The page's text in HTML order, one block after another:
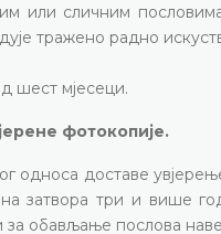
или сличним
тражено радно
шест мјесеци.
фотокопије.
односа доставе
затвора три и више
обављање послова